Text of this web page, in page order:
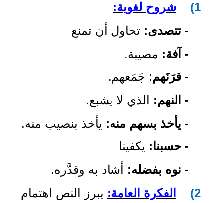
1)
شروح لغوية:
- تتصدى: تحاول أن تمنع
- آفة: مصيبة.
- قرَنَهم: جَمَعهم.
- النهم: الذي لا يشبع.
- يأخذ بسهم منه: يأخذ بنصيب منه.
- حسبنا: يكفينا
- نوه بفضله: أشاد به وقدَّره.
2)
الفكرة العامة: يبرز النص اهتمام